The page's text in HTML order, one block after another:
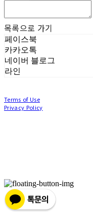
목록으로 가기
페이스북
카카오톡
네이버 블로그
라인
Terms of Use
Privacy Policy